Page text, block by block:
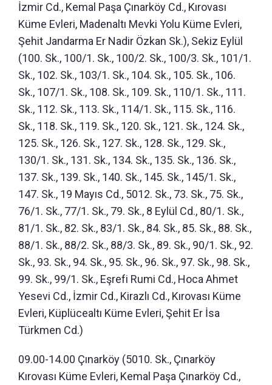
İzmir Cd., Kemal Paşa Çınarköy Cd., Kırovası
Küme Evleri, Madenaltı Mevki Yolu Küme Evleri,
Şehit Jandarma Er Nadir Özkan Sk.), Sekiz Eylül
(100. Sk., 100/1. Sk., 100/2. Sk., 100/3. Sk., 101/1.
Sk., 102. Sk., 103/1. Sk., 104. Sk., 105. Sk., 106.
Sk., 107/1. Sk., 108. Sk., 109. Sk., 110/1. Sk., 111.
Sk., 112. Sk., 113. Sk., 114/1. Sk., 115. Sk., 116.
Sk., 118. Sk., 119. Sk., 120. Sk., 121. Sk., 124. Sk.,
125. Sk., 126. Sk., 127. Sk., 128. Sk., 129. Sk.,
130/1. Sk., 131. Sk., 134. Sk., 135. Sk., 136. Sk.,
137. Sk., 139. Sk., 140. Sk., 145. Sk., 145/1. Sk.,
147. Sk., 19 Mayıs Cd., 5012. Sk., 73. Sk., 75. Sk.,
76/1. Sk., 77/1. Sk., 79. Sk., 8 Eylül Cd., 80/1. Sk.,
81/1. Sk., 82. Sk., 83/1. Sk., 84. Sk., 85. Sk., 88. Sk.,
88/1. Sk., 88/2. Sk., 88/3. Sk., 89. Sk., 90/1. Sk., 92.
Sk., 93. Sk., 94. Sk., 95. Sk., 96. Sk., 97. Sk., 98. Sk.,
99. Sk., 99/1. Sk., Eşrefi Rumi Cd., Hoca Ahmet
Yesevi Cd., İzmir Cd., Kirazlı Cd., Kırovası Küme
Evleri, Küplücealtı Küme Evleri, Şehit Er İsa
Türkmen Cd.)
09.00-14.00 Çınarköy (5010. Sk., Çınarköy
Kırovası Küme Evleri, Kemal Paşa Çınarköy Cd.,